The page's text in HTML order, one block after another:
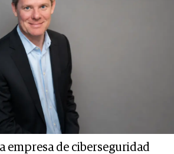
empresa de ciberseguridad